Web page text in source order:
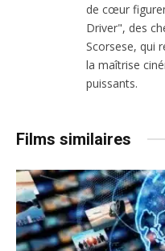
de cœur
Driver", des
Scorsese, qui
la maîtrise
puissants.
Films similaires